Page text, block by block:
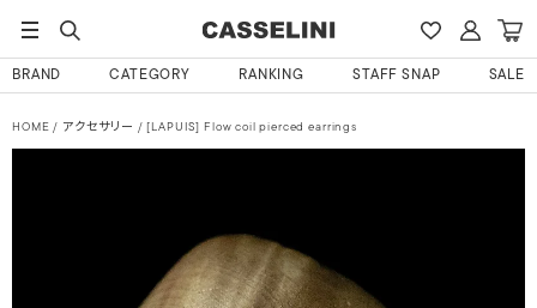
BRAND CATEGORY RANKING STAFF SNAP SALE
HOME アクセサリー [LAPUIS] Flow coil pierced earrings